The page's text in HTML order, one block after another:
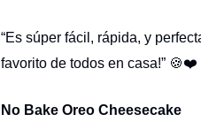
“Es súper fácil, rápida, y
favorito de todos en casa!” 🍪❤️
No Bake Oreo Cheesecake